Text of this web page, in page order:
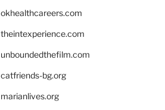
okhealthcareers.com
theintexperience.com
unboundedthefilm.com
catfriends-bg.org
marianlives.org